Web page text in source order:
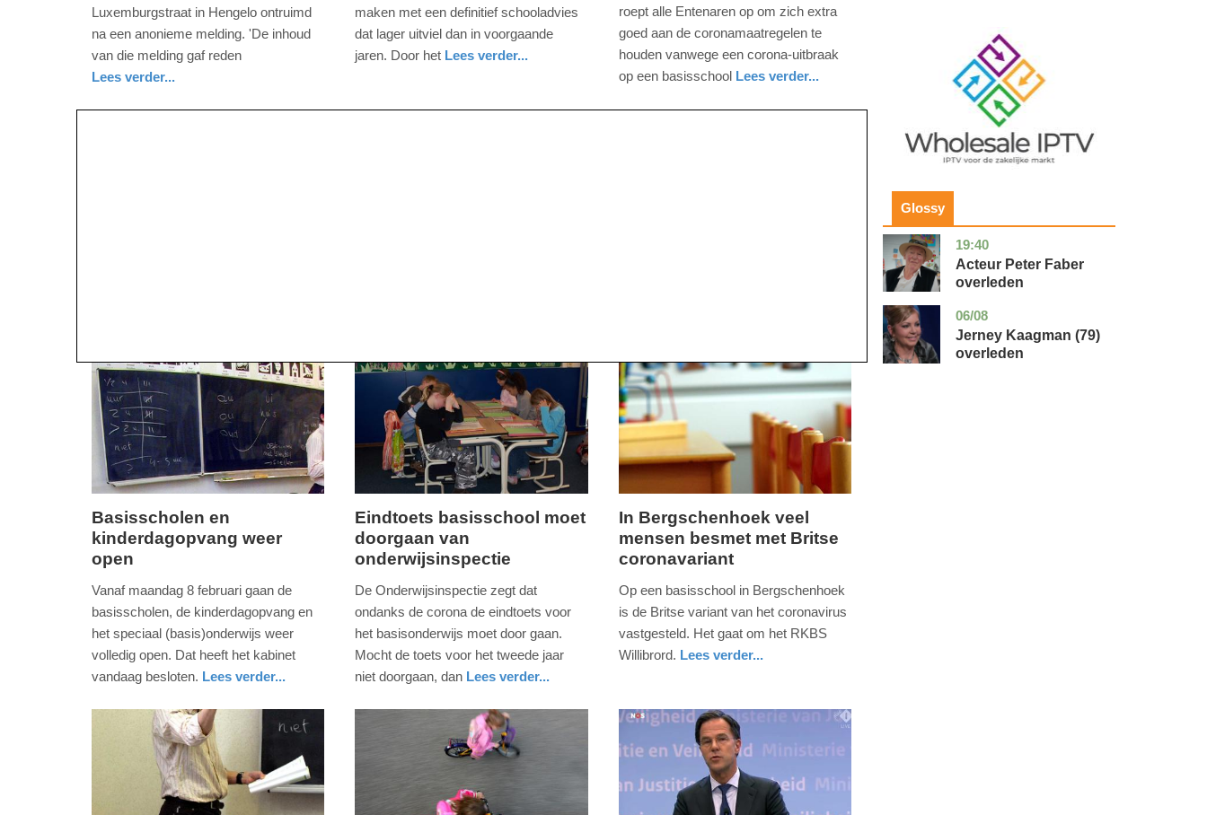
04-
Luxemburgstraat in Hengelo ontruimd
na een anonieme melding. 'De inhoud
van die melding gaf reden
Lees verder...
Update:
04-
maken met een definitief schooladvies
dat lager uitviel dan in voorgaande
jaren. Door het Lees verder...
10:57
Update:
04-
roept alle Entenaren op om zich extra
goed aan de coronamaatregelen te
houden vanwege een corona-uitbraak
op een basisschool Lees verder...
maandag,
1.
08:14
Update:
09-
Basisscholen en
kinderdagopvang weer
open
Vanaf maandag 8 februari gaan de
basisscholen, de kinderdagopvang en
het speciaal (basis)onderwijs weer
volledig open. Dat heeft het kabinet
vandaag besloten. Lees verder...
holland
vrijdag,
22.
09-
Eindtoets basisschool moet
doorgaan van
onderwijsinspectie
De Onderwijsinspectie zegt dat
ondanks de corona de eindtoets voor
het basisonderwijs moet door gaan.
Mocht de toets voor het tweede jaar
niet doorgaan, dan Lees verder...
holland
woensdag,
6.
2021
18:26
09-
2025
09:10
In Bergschenhoek veel
mensen besmet met Britse
coronavariant
Op een basisschool in Bergschenhoek
is de Britse variant van het coronavirus
vastgesteld. Het gaat om het RKBS
Willibrord. Lees verder...
Glossy
19:40
noord-
holland
glossy
Acteur Peter Faber
overleden
06/08
noord-
holland
glossy
Jerney Kaagman (79)
overleden